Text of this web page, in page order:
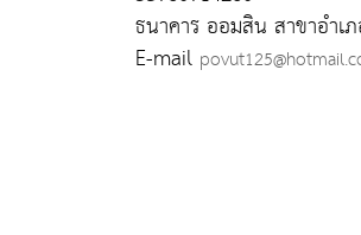
ธนาคาร ออมสิน สาขาอำเ
E-mail